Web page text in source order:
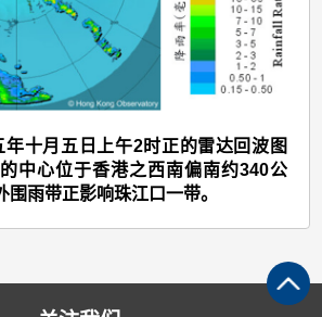
十月五日上午2时正的雷达回波图
中心位于香港之西南偏南约340公
围雨带正影响珠江口一带。